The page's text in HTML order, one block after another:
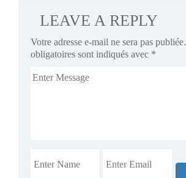
LEAVE A REPLY
Votre adresse e-mail ne sera pas publiée.
obligatoires sont indiqués avec *